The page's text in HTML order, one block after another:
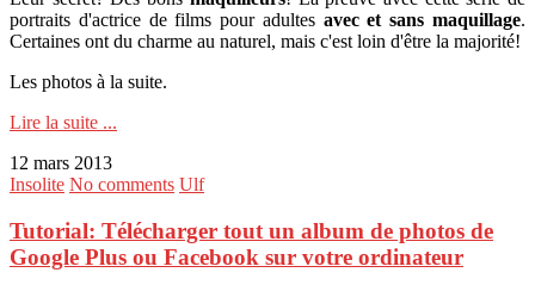
portraits d'actrice de films pour adultes avec et sans maquillage.
Certaines ont du charme au naturel, mais c'est loin d'être la majorité!
Les photos à la suite.
Lire la suite ...
12 mars 2013
Insolite No comments Ulf
Tutorial: Télécharger tout un album de photos de
Google Plus ou Facebook sur votre ordinateur